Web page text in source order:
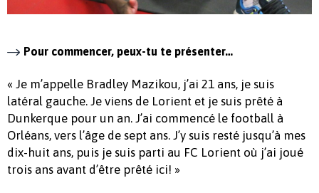
Pour commencer, peux-tu te présenter…
« Je m’appelle Bradley Mazikou, j’ai 21 ans, je suis
latéral gauche. Je viens de Lorient et je suis prêté à
Dunkerque pour un an. J’ai commencé le football à
Orléans, vers l’âge de sept ans. J’y suis resté jusqu’à mes
dix-huit ans, puis je suis parti au FC Lorient où j’ai joué
trois ans avant d’être prêté ici! »